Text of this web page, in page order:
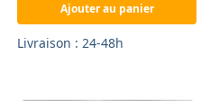
Ajouter au panier
Livraison : 24-48h